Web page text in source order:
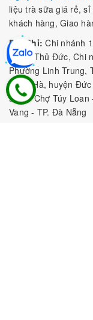
liệu trà sữa giá rẻ,
khách hàng, Giao
Địa Chỉ: Chi nhánh
9, TP. Thủ Đức, Chi
Phường Linh Trung,
Đông Hà, huyện
số 1 - Chợ Túy
Vang - TP. Đà Nẵng
0316297519